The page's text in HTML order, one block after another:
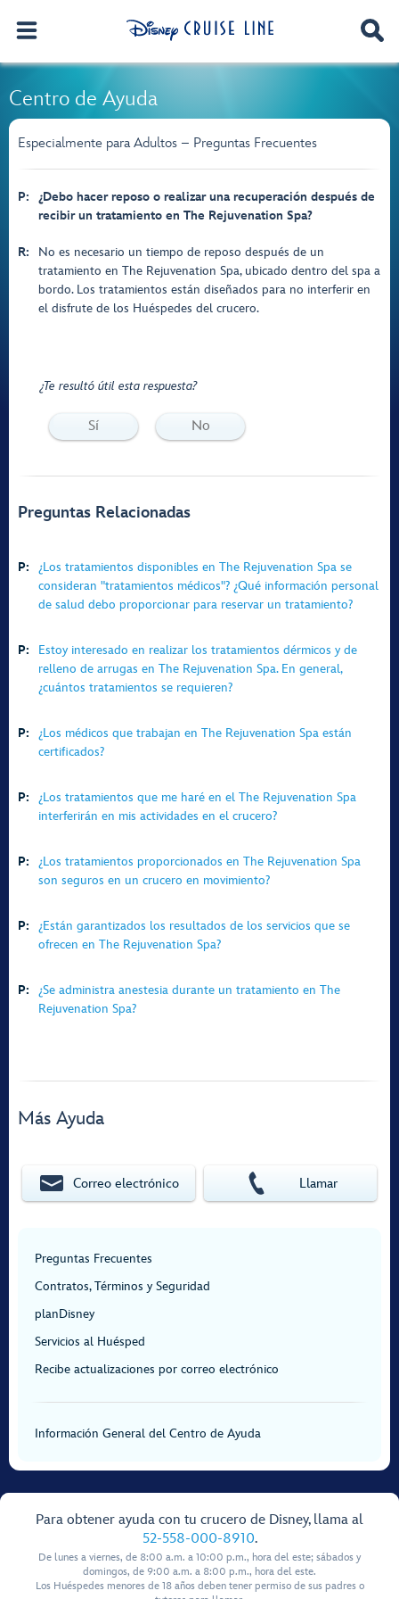
Centro de Ayuda
Especialmente para Adultos – Preguntas Frecuentes
P:
¿Debo hacer reposo o realizar una recuperación después de
recibir un tratamiento en The Rejuvenation Spa?
R:
No es necesario un tiempo de reposo después de un
tratamiento en The Rejuvenation Spa, ubicado dentro del spa a
bordo. Los tratamientos están diseñados para no interferir en
el disfrute de los Huéspedes del crucero.
¿Te resultó útil esta respuesta?
Sí No
Preguntas Relacionadas
P:
¿Los tratamientos disponibles en The Rejuvenation Spa se
consideran "tratamientos médicos"? ¿Qué información personal
de salud debo proporcionar para reservar un tratamiento?
P:
Estoy interesado en realizar los tratamientos dérmicos y de
relleno de arrugas en The Rejuvenation Spa. En general,
¿cuántos tratamientos se requieren?
P:
¿Los médicos que trabajan en The Rejuvenation Spa están
certificados?
P:
¿Los tratamientos que me haré en el The Rejuvenation Spa
interferirán en mis actividades en el crucero?
P:
¿Los tratamientos proporcionados en The Rejuvenation Spa
son seguros en un crucero en movimiento?
P:
¿Están garantizados los resultados de los servicios que se
ofrecen en The Rejuvenation Spa?
P:
¿Se administra anestesia durante un tratamiento en The
Rejuvenation Spa?
Más Ayuda
Correo electrónico Llamar
Preguntas Frecuentes
Contratos, Términos y Seguridad
planDisney
Servicios al Huésped
Recibe actualizaciones por correo electrónico
Información General del Centro de Ayuda
Para obtener ayuda con tu crucero de Disney, llama al
52-558-000-8910.
De lunes a viernes, de 8:00 a.m. a 10:00 p.m., hora del este; sábados y
domingos, de 9:00 a.m. a 8:00 p.m., hora del este.
Los Huéspedes menores de 18 años deben tener permiso de sus padres o